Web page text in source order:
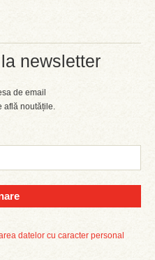
newsletter
de email
află noutățile.
datelor cu caracter personal